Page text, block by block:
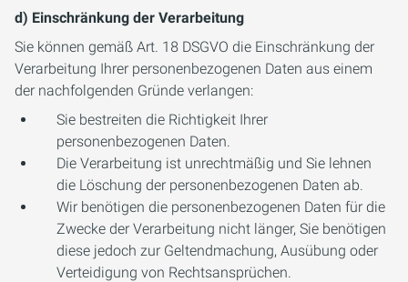
d) Einschränkung der Verarbeitung
Sie können gemäß Art. 18 DSGVO die Einschränkung der
Verarbeitung Ihrer personenbezogenen Daten aus einem
der nachfolgenden Gründe verlangen:
Sie bestreiten die Richtigkeit Ihrer
personenbezogenen Daten.
Die Verarbeitung ist unrechtmäßig und Sie lehnen
die Löschung der personenbezogenen Daten ab.
Wir benötigen die personenbezogenen Daten für die
Zwecke der Verarbeitung nicht länger, Sie benötigen
diese jedoch zur Geltendmachung, Ausübung oder
Verteidigung von Rechtsansprüchen.